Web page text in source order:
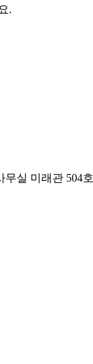
.
무실 미래관 504호